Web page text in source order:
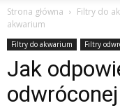
Strona główna Filtry do
akwarium
Filtry do akwarium Filtry
Jak